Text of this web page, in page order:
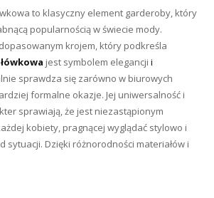
to klasyczny element garderoby, który
popularnością w świecie mody.
krojem, który podkreśla
jest symbolem elegancji i
sprawdza się zarówno w biurowych
formalne okazje. Jej uniwersalność i
sprawiają, że jest niezastąpionym
kobiety, pragnącej wyglądać stylowo i
sytuacji. Dzięki różnorodności materiałów i